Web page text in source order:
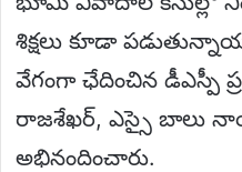
శిక్షలు కూడా
వేగంగా ఛేదించిన డీఎస్పీ
రాజశేఖర్, ఎస్సై బాలు
అభినందించారు.